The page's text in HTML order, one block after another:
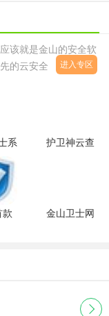
该就是金山的安全软
的云安全技术，不仅
进入专区
系
色
护卫神云查
色免费版
款
金山卫士网
下载